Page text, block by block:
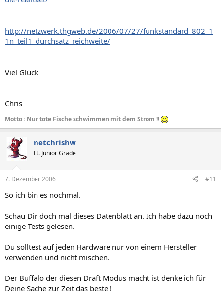
http://netzwerk.thgweb.de/2006/07/27/funkstandard_802_1
1n_teil1_durchsatz_reichweite/
Viel Glück
Chris
Motto : Nur tote Fische schwimmen mit dem Strom !!
netchrishw
Lt. Junior Grade
7. Dezember 2006 #11
So ich bin es nochmal.
Schau Dir doch mal dieses Datenblatt an. Ich habe dazu noch
einige Tests gelesen.
Du solltest auf jeden Hardware nur von einem Hersteller
verwenden und nicht mischen.
Der Buffalo der diesen Draft Modus macht ist denke ich für
Deine Sache zur Zeit das beste !